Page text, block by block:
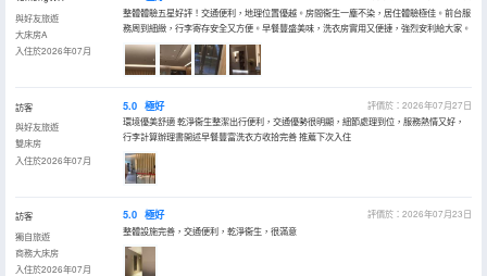
與好友旅遊
大床房A
入住於2026年07月
整體體驗五星好評！交通便利，地理位置優越。房間衞生一塵不染，居住體驗極佳。前台服
務周到細緻，行李寄存安全又方便。早餐豐盛美味，洗衣房實用又便捷，強烈安利給大家。
訪客
與好友旅遊
雙床房
入住於2026年07月
5.0 極好
評價於：2026年07月27日
環境優美舒適 乾淨衞生整潔出行便利，交通優勢很明顯，細節處理到位，服務熱情又好，
行李計算辦理書開述早餐豐富洗衣方收拾完善 推薦下次入住
訪客
獨自旅遊
商務大床房
入住於2026年07月
5.0 極好
評價於：2026年07月23日
整體設施完善，交通便利，乾淨衞生，很滿意